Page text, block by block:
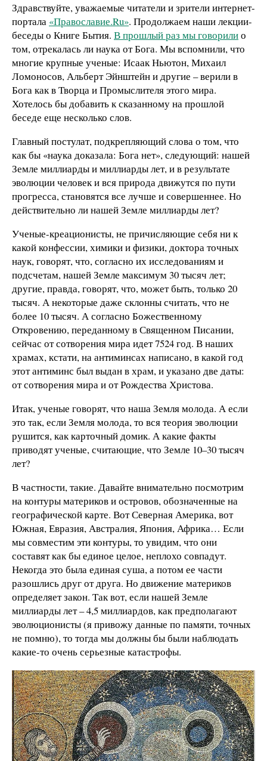
Здравствуйте, уважаемые читатели и зрители интернет-
портала «Православие.Ru». Продолжаем наши лекции-
беседы о Книге Бытия. В прошлый раз мы говорилио
том, отрекалась ли наука от Бога. Мы вспомнили, что
многие крупные ученые: Исаак Ньютон, Михаил
Ломоносов, Альберт Эйнштейн и другие – верили в
Бога как в Творца и Промыслителя этого мира.
Хотелось бы добавить к сказанному на прошлой
беседе еще несколько слов.
Главный постулат, подкрепляющий слова о том, что
как бы «наука доказала: Бога нет», следующий: нашей
Земле миллиарды и миллиарды лет, и в результате
эволюции человек и вся природа движутся по пути
прогресса, становятся все лучше и совершеннее. Но
действительно ли нашей Земле миллиарды лет?
Ученые-креационисты, не причисляющие себя ни к
какой конфессии, химики и физики, доктора точных
наук, говорят, что, согласно их исследованиям и
подсчетам, нашей Земле максимум 30 тысяч лет;
другие, правда, говорят, что, может быть, только 20
тысяч. А некоторые даже склонны считать, что не
более 10 тысяч. А согласно Божественному
Откровению, переданному в Священном Писании,
сейчас от сотворения мира идет 7524 год. В наших
храмах, кстати, на антиминсах написано, в какой год
этот антиминс был выдан в храм, и указано две даты:
от сотворения мира и от Рождества Христова.
Итак, ученые говорят, что наша Земля молода. А если
это так, если Земля молода, то вся теория эволюции
рушится, как карточный домик. А какие факты
приводят ученые, считающие, что Земле 10–30 тысяч
лет?
В частности, такие. Давайте внимательно посмотрим
на контуры материков и островов, обозначенные на
географической карте. Вот Северная Америка, вот
Южная, Евразия, Австралия, Япония, Африка… Если
мы совместим эти контуры, то увидим, что они
составят как бы единое целое, неплохо совпадут.
Некогда это была единая суша, а потом ее части
разошлись друг от друга. Но движение материков
определяет закон. Так вот, если нашей Земле
миллиарды лет – 4,5 миллиардов, как предполагают
эволюционисты (я привожу данные по памяти, точных
не помню), то тогда мы должны бы были наблюдать
какие-то очень серьезные катастрофы.